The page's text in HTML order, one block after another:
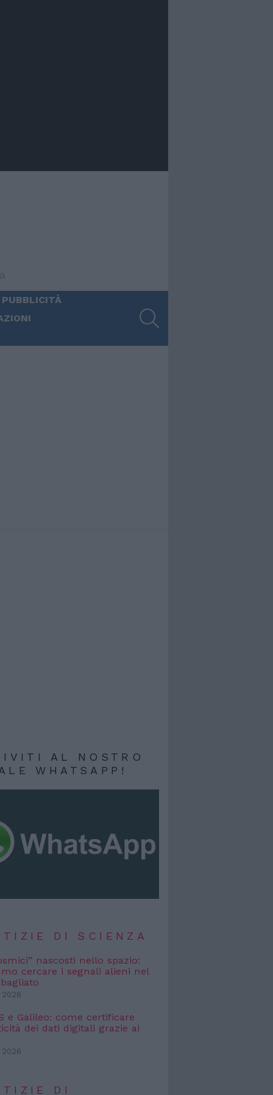
AL NOSTRO
WHATSAPP!
DI SCIENZA
nascosti nello spazio:
cercare i segnali alieni nel
e Galileo: come certificare
dei dati digitali grazie ai
DI